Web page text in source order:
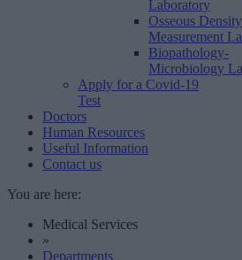
Laboratory
Osseous Density
Measurement
Biopathology-
Microbiology
Apply for a Covid-19
Test
Doctors
Human Resources
Useful Information
Contact us
You are here:
Medical Services
»
Departments